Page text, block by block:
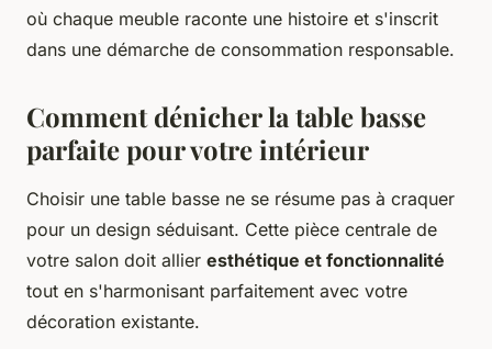
où chaque meuble raconte une histoire et s'inscrit
dans une démarche de consommation responsable.
Comment dénicher la table basse
parfaite pour votre intérieur
Choisir une table basse ne se résume pas à craquer
pour un design séduisant. Cette pièce centrale de
votre salon doit allier esthétique et fonctionnalité
tout en s'harmonisant parfaitement avec votre
décoration existante.